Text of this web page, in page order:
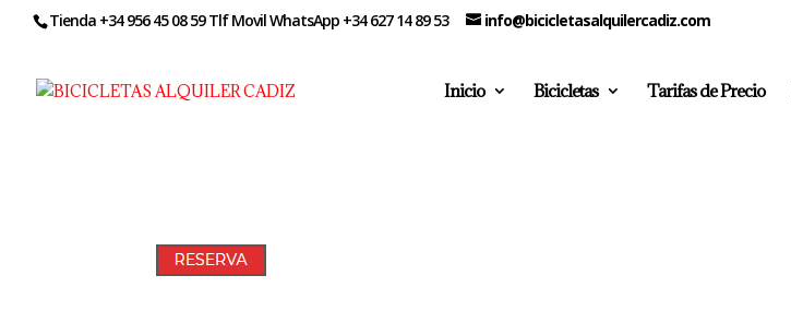
Tienda +34 956 45 08 59 Tlf Movil WhatsApp +34 627 14 89 53 info@bicicletasalquilercadiz.com
Inicio Bicicletas Tarifas de Precio